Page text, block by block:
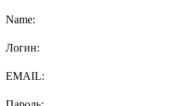
Name:
Логин:
EMAIL: